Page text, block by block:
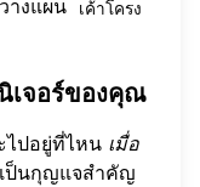
างแผน
เค้าโครง
เจอร์ของคุณ
ไปอยู่ที่ไหน เมื่อ
ป็นกุญแจสำคัญ